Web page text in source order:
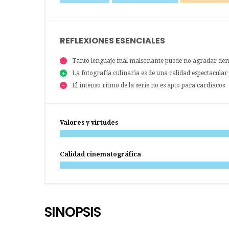
REFLEXIONES ESENCIALES
Tanto lenguaje mal malsonante puede no agradar
La fotografía culinaria es de una calidad espectacular
El intenso ritmo de la serie no es apto para cardíacos
Valores y virtudes
Calidad cinematográfica
SINOPSIS